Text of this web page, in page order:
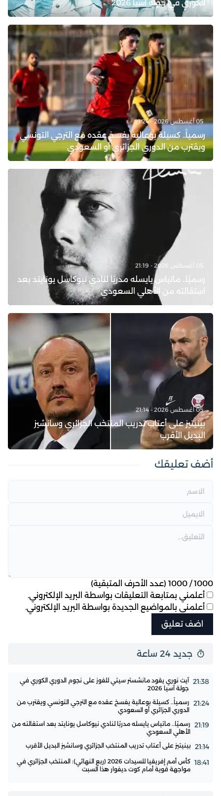
الكوري في جولة آسيا 2026
05 أغسطس 2026 - 21:24
رسمياً.. كسيلة بوعالية يفسخ عقده مع الترجي التونسي
ويقترب من الدوري الجزائري أو السعودي
رسميًا.. ماتياس يايسله مدربًا لنادي نيوكاسل يونايتد بعد
استقالته من الأهلي السعودي
05 أغسطس 2026 - 21:14
بينيتيز على أعتاب تدريب المنتخب الجزائري وسانشيز
البديل الأقرب
أضف تعليقك
1000
/
1000 (عدد الأحرف المتبقية)
أعلمني بمتابعة التعليقات بواسطة البريد الإلكتروني.
أعلمني بالمواضيع الجديدة بواسطة البريد الإلكتروني.
جديد 24 ساعة
21:38 آيت نوري يقود مانشستر سيتي للفوز على نجوم الدوري الكوري في
جولة آسيا 2026
21:24 رسمياً.. كسيلة بوعالية يفسخ عقده مع الترجي التونسي ويقترب من
الدوري الجزائري أو السعودي
21:19 رسميًا.. ماتياس يايسله مدربًا لنادي نيوكاسل يونايتد بعد استقالته من
الأهلي السعودي
21:14 بينيتيز على أعتاب تدريب المنتخب الجزائري وسانشيز البديل الأقرب
18:41
كأس أمم إفريقيا للسيدات 2026 (ربع النهائي): المنتخب الجزائري في
مواجهة قوية أمام كوت ديفوار هذا السبت